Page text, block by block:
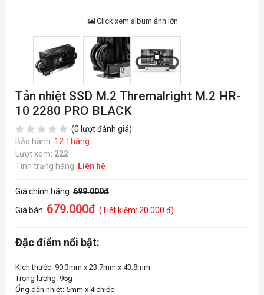
Click xem album ảnh lớn
Tản nhiệt SSD M.2 Thremalright M.2 HR-
10 2280 PRO BLACK
(0 lượt đánh giá)
Bảo hành: 12 Tháng
Lượt xem: 222
Tình trạng hàng: Liên hệ
Giá chính hãng: 699.000đ
Giá bán: 679.000đ (Tiết kiệm: 20.000 đ)
Đặc điểm nổi bật:
Kích thước: 90.3mm x 23.7mm x 43.8mm
Trọng lượng: 95g
Ống dẫn nhiệt: 5mm x 4 chiếc